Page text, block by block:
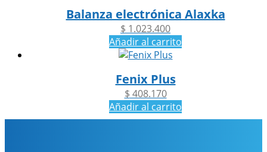
Balanza electrónica Alaxka
$ 1.023.400
Añadir al carrito
Fenix Plus
$ 408.170
Añadir al carrito